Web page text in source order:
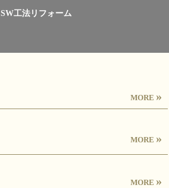
SW工法リフォーム
MORE »
MORE »
MORE »